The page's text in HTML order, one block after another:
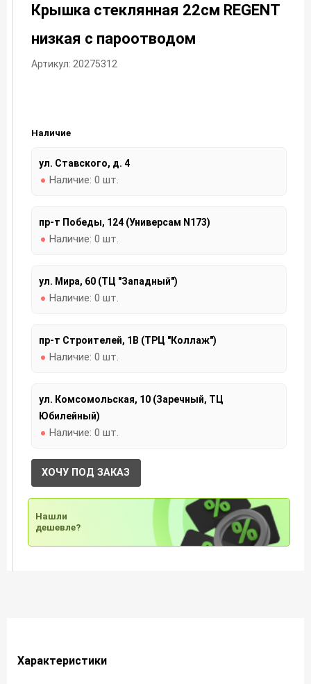
Крышка стеклянная 22см REGENT
низкая с пароотводом
Артикул: 20275312
Наличие
ул. Ставского, д. 4
Наличие: 0 шт.
пр-т Победы, 124 (Универсам N173)
Наличие: 0 шт.
ул. Мира, 60 (ТЦ "Западный")
Наличие: 0 шт.
пр-т Строителей, 1В (ТРЦ "Коллаж")
Наличие: 0 шт.
ул. Комсомольская, 10 (Заречный, ТЦ
Юбилейный)
Наличие: 0 шт.
ХОЧУ ПОД ЗАКАЗ
Нашли
дешевле?
Характеристики